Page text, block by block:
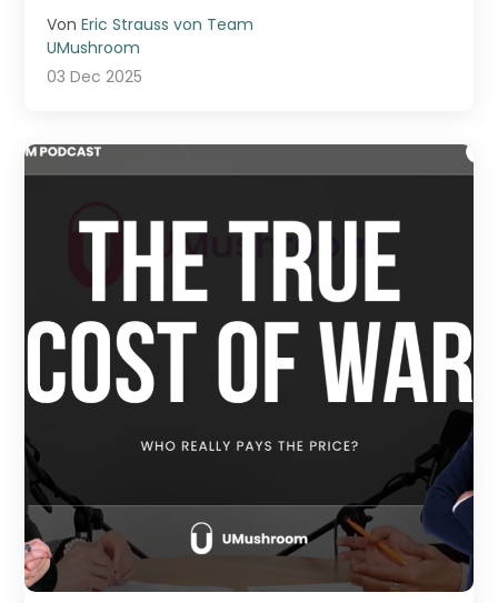
VonEric Strauss von Team
UMushroom
03 Dec 2025